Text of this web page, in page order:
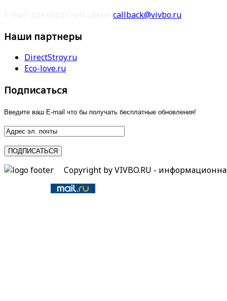
callback@vivbo.ru
Наши партнеры
DirectStroy.ru
Eco-love.ru
Подписаться
Введите ваш E-mail что бы получать бесплатные обновления!
Copyright by VIVBO.RU -